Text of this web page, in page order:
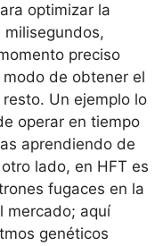
optimizar la
milisegundos,
preciso
de obtener el
Un ejemplo lo
operar en tiempo
aprendiendo de
lado, en HFT es
fugaces en la
mercado; aquí
genéticos